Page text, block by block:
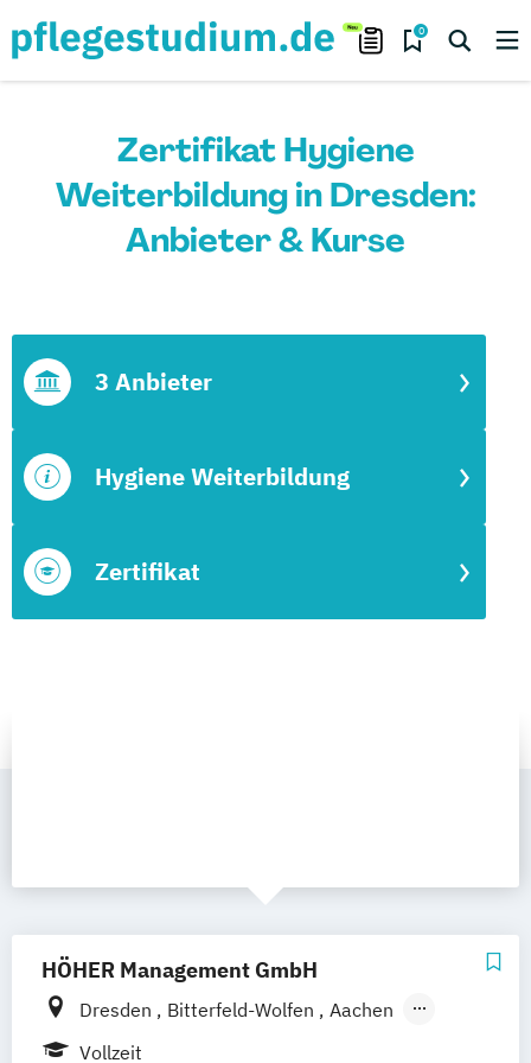
0
Zertifikat Hygiene
Weiterbildung in Dresden:
Anbieter & Kurse
Zertifikat
Hygiene Weiterbildung
3 Anbieter
HÖHER Management GmbH
Dresden Bitterfeld-Wolfen
Aachen
Aalen
Vollzeit